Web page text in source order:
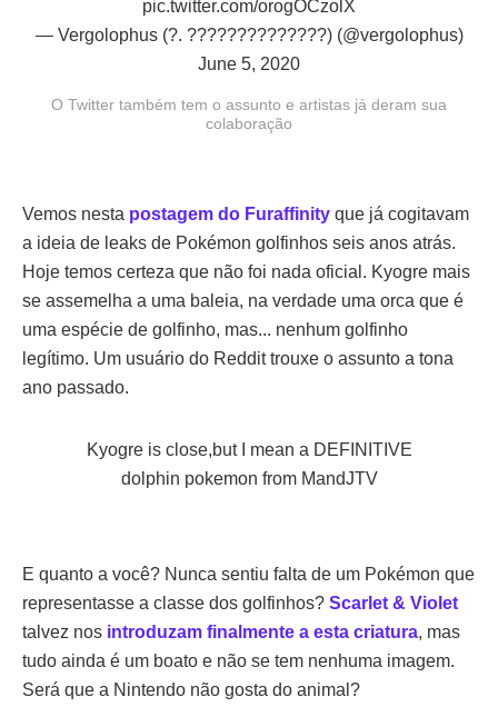
pic.twitter.com/orogOCzolX
— Vergolophus (?. ??????????????) (@vergolophus)
June 5, 2020
O Twitter também tem o assunto e artistas já deram sua
colaboração
Vemos nesta postagem do Furaffinity que já cogitavam
a ideia de leaks de Pokémon golfinhos seis anos atrás.
Hoje temos certeza que não foi nada oficial. Kyogre mais
se assemelha a uma baleia, na verdade uma orca que é
uma espécie de golfinho, mas... nenhum golfinho
legítimo. Um usuário do Reddit trouxe o assunto a tona
ano passado.
Kyogre is close,but I mean a DEFINITIVE
dolphin pokemon from MandJTV
E quanto a você? Nunca sentiu falta de um Pokémon que
representasse a classe dos golfinhos? Scarlet & Violet
talvez nos introduzam finalmente a esta criatura, mas
tudo ainda é um boato e não se tem nenhuma imagem.
Será que a Nintendo não gosta do animal?